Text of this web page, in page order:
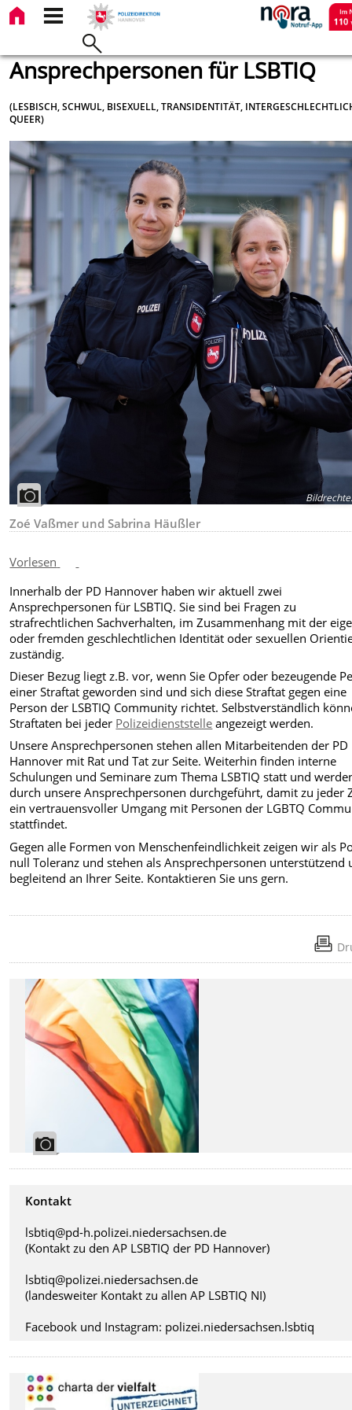
Ansprechpersonen für LSBTIQ
(LESBISCH, SCHWUL, BISEXUELL, TRANSIDENTITÄT,
QUEER)
Bildrechte:
Zoé Vaßmer und Sabrina Häußler
Vorlesen
Innerhalb der PD Hannover haben wir aktuell zwei
Ansprechpersonen für LSBTIQ. Sie sind bei Fragen zu
strafrechtlichen Sachverhalten, im Zusammenhang mit der
oder fremden geschlechtlichen Identität oder sexuellen
zuständig.
Dieser Bezug liegt z.B. vor, wenn Sie Opfer oder bezeugende
einer Straftat geworden sind und sich diese Straftat gegen eine
Person der LSBTIQ Community richtet. Selbstverständlich
Straftaten bei jeder Polizeidienststelle angezeigt werden.
Unsere Ansprechpersonen stehen allen Mitarbeitenden der PD
Hannover mit Rat und Tat zur Seite. Weiterhin finden interne
Schulungen und Seminare zum Thema LSBTIQ statt und
durch unsere Ansprechpersonen durchgeführt, damit zu jeder
ein vertrauensvoller Umgang mit Personen der LGBTQ
stattfindet.
Gegen alle Formen von Menschenfeindlichkeit zeigen wir als
null Toleranz und stehen als Ansprechpersonen unterstützend
begleitend an Ihrer Seite. Kontaktieren Sie uns gern.
Kontakt
lsbtiq@pd-h.polizei.niedersachsen.de
(Kontakt zu den AP LSBTIQ der PD Hannover)
lsbtiq@polizei.niedersachsen.de
(landesweiter Kontakt zu allen AP LSBTIQ NI)
Facebook und Instagram: polizei.niedersachsen.lsbtiq